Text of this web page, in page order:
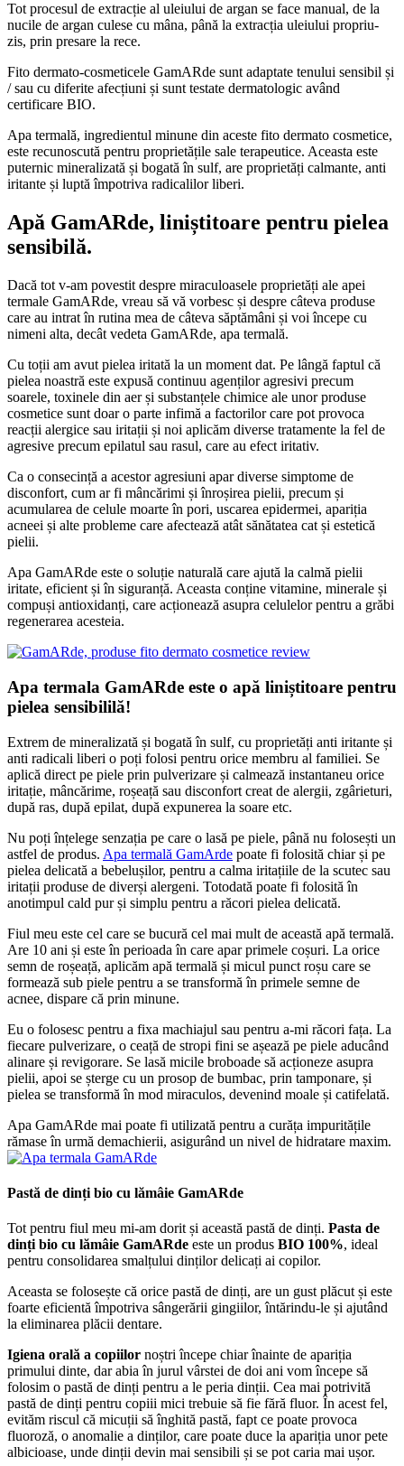
Tot procesul de extracție al uleiului de argan se face manual, de la
nucile de argan culese cu mâna, până la extracția uleiului propriu-
zis, prin presare la rece.
Fito dermato-cosmeticele GamARde sunt adaptate tenului sensibil și
/ sau cu diferite afecțiuni și sunt testate dermatologic având
certificare BIO.
Apa termală, ingredientul minune din aceste fito dermato cosmetice,
este recunoscută pentru proprietățile sale terapeutice. Aceasta este
puternic mineralizată și bogată în sulf, are proprietăți calmante, anti
iritante și luptă împotriva radicalilor liberi.
Apă GamARde, liniștitoare pentru pielea
sensibilă.
Dacă tot v-am povestit despre miraculoasele proprietăți ale apei
termale GamARde, vreau să vă vorbesc și despre câteva produse
care au intrat în rutina mea de câteva săptămâni și voi începe cu
nimeni alta, decât vedeta GamARde, apa termală.
Cu toții am avut pielea iritată la un moment dat. Pe lângă faptul că
pielea noastră este expusă continuu agenților agresivi precum
soarele, toxinele din aer și substanțele chimice ale unor produse
cosmetice sunt doar o parte infimă a factorilor care pot provoca
reacții alergice sau iritații și noi aplicăm diverse tratamente la fel de
agresive precum epilatul sau rasul, care au efect iritativ.
Ca o consecință a acestor agresiuni apar diverse simptome de
disconfort, cum ar fi mâncărimi și înroșirea pielii, precum și
acumularea de celule moarte în pori, uscarea epidermei, apariția
acneei și alte probleme care afectează atât sănătatea cat și estetică
pielii.
Apa GamARde este o soluție naturală care ajută la calmă pielii
iritate, eficient și în siguranță. Aceasta conține vitamine, minerale și
compuși antioxidanți, care acționează asupra celulelor pentru a grăbi
regenerarea acesteia.
Apa termala GamARde este o apă liniștitoare pentru
pielea sensibililă!
Extrem de mineralizată și bogată în sulf, cu proprietăți anti iritante și
anti radicali liberi o poți folosi pentru orice membru al familiei. Se
aplică direct pe piele prin pulverizare și calmează instantaneu orice
iritație, mâncărime, roșeață sau disconfort creat de alergii, zgârieturi,
după ras, după epilat, după expunerea la soare etc.
Nu poți înțelege senzația pe care o lasă pe piele, până nu folosești un
astfel de produs. Apa termală GamArde poate fi folosită chiar și pe
pielea delicată a bebelușilor, pentru a calma iritațiile de la scutec sau
iritații produse de diverși alergeni. Totodată poate fi folosită în
anotimpul cald pur și simplu pentru a răcori pielea delicată.
Fiul meu este cel care se bucură cel mai mult de această apă termală.
Are 10 ani și este în perioada în care apar primele coșuri. La orice
semn de roșeață, aplicăm apă termală și micul punct roșu care se
formează sub piele pentru a se transformă în primele semne de
acnee, dispare că prin minune.
Eu o folosesc pentru a fixa machiajul sau pentru a-mi răcori fața. La
fiecare pulverizare, o ceață de stropi fini se așează pe piele aducând
alinare și revigorare. Se lasă micile broboade să acționeze asupra
pielii, apoi se șterge cu un prosop de bumbac, prin tamponare, și
pielea se transformă în mod miraculos, devenind moale și catifelată.
Apa GamARde mai poate fi utilizată pentru a curăța impuritățile
rămase în urmă demachierii, asigurând un nivel de hidratare maxim.
Pastă de dinți bio cu lămâie GamARde
Tot pentru fiul meu mi-am dorit și această pastă de dinți. Pasta de
dinți bio cu lămâie GamARde este un produs BIO 100%, ideal
pentru consolidarea smalțului dinților delicați ai copilor.
Aceasta se folosește că orice pastă de dinți, are un gust plăcut și este
foarte eficientă împotriva sângerării gingiilor, întărindu-le și ajutând
la eliminarea plăcii dentare.
Igiena orală a copiilor noștri începe chiar înainte de apariția
primului dinte, dar abia în jurul vârstei de doi ani vom începe să
folosim o pastă de dinți pentru a le peria dinții. Cea mai potrivită
pastă de dinți pentru copiii mici trebuie să fie fără fluor. În acest fel,
evităm riscul că micuții să înghită pastă, fapt ce poate provoca
fluoroză, o anomalie a dinților, care poate duce la apariția unor pete
albicioase, unde dinții devin mai sensibili și se pot caria mai ușor.